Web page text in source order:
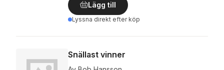
Lägg till
Lyssna direkt efter köp
Snällast vinner